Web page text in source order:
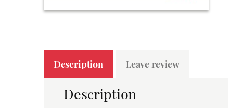
Description Leave review
Description